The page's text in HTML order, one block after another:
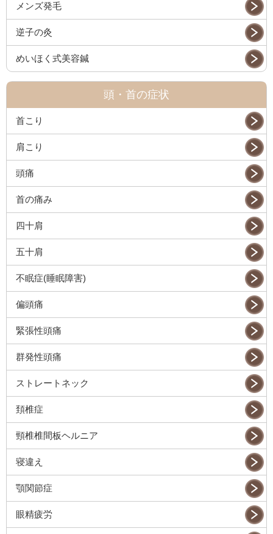
メンズ発毛
逆子の灸
めいほく式美容鍼
頭・首の症状
首こり
肩こり
頭痛
首の痛み
四十肩
五十肩
不眠症(睡眠障害)
偏頭痛
緊張性頭痛
群発性頭痛
ストレートネック
頚椎症
頸椎椎間板ヘルニア
寝違え
顎関節症
眼精疲労